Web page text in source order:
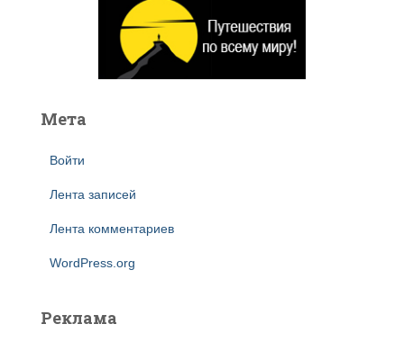
Мета
Войти
Лента записей
Лента комментариев
WordPress.org
Реклама